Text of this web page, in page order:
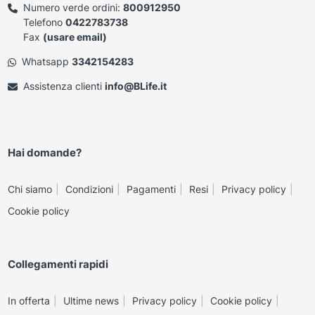
Numero verde ordini: 800912950
Telefono 0422783738
Fax (usare email)
Whatsapp 3342154283
Assistenza clienti info@BLife.it
Hai domande?
Chi siamo Condizioni Pagamenti Resi
Privacy policy
Cookie policy
Collegamenti rapidi
In offerta Ultime news Privacy policy Cookie policy